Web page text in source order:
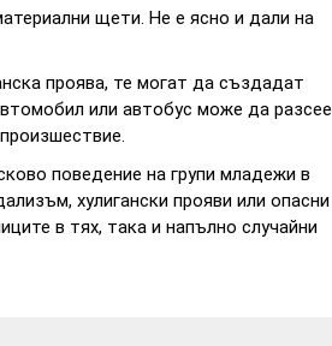
щети. Не е ясно и дали на
проява, те могат да създадат
или автобус може да разсее
поведение на групи младежи в
хулигански прояви или опасни
в тях, така и напълно случайни